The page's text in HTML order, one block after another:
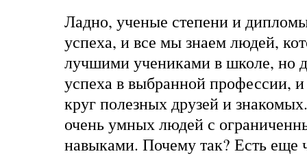
Ладно, ученые степени и
успеха, и все мы знаем людей,
лучшими учениками в школе, но
успеха в выбранной профессии,
круг полезных друзей и
очень умных людей с
навыками. Почему так? Есть еще